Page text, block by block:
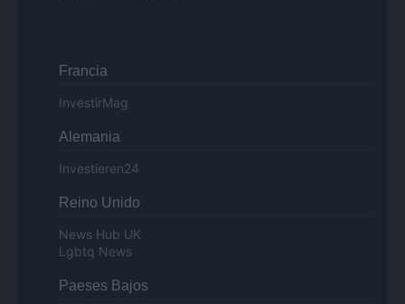
Francia
InvestirMag
Alemania
Investieren24
Reino Unido
News Hub UK
Lgbtq News
Paeses Bajos